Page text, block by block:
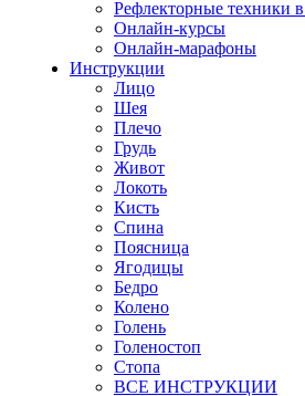
Рефлекторные техники
Онлайн-курсы
Онлайн-марафоны
Инструкции
Лицо
Шея
Плечо
Грудь
Живот
Локоть
Кисть
Спина
Поясница
Ягодицы
Бедро
Колено
Голень
Голеностоп
Стопа
ВСЕ ИНСТРУКЦИИ